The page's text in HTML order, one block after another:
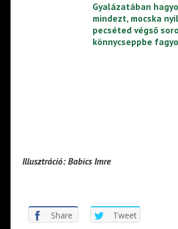
Gyalázatában
mindezt, mocska
pecséted végső
könnycseppbe
Illusztráció: Babics Imre
Share Tweet